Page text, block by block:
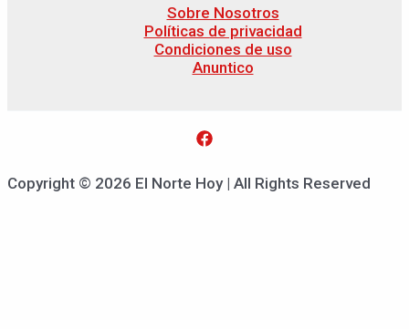
Sobre Nosotros
Políticas de privacidad
Condiciones de uso
Anuntico
Copyright © 2026 El Norte Hoy | All Rights Reserved